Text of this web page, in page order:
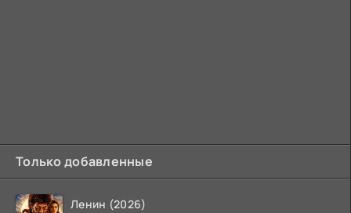
Только добавленные
Ленин (2026)